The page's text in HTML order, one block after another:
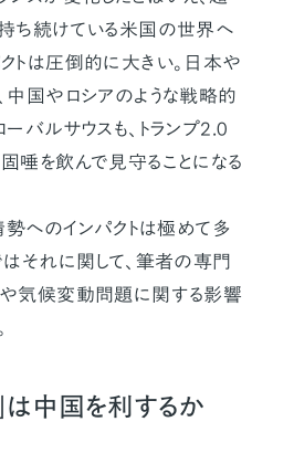
ち続けている米国の世界へ
トは圧倒的に大きい。日本や
中国やロシアのような戦略的
バルサウスも、トランプ2.0
唾を飲んで見守ることになる
へのインパクトは極めて多
はそれに関して、筆者の専門
気候変動問題に関する影響
は中国を利するか